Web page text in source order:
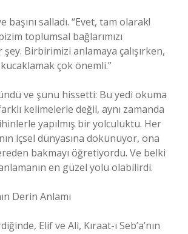
başını salladı. “Evet, tam olarak!
toplumsal bağlarımızı
Birbirimizi anlamaya çalışırken,
çok önemli.”
ve şunu hissetti: Bu yedi okuma
kelimelerle değil, aynı zamanda
yapılmış bir yolculuktu. Her
içsel dünyasına dokunuyor, ona
bakmayı öğretiyordu. Ve belki
en güzel yolu olabilirdi.
Derin Anlamı
Elif ve Ali, Kıraat-ı Seb’a’nın